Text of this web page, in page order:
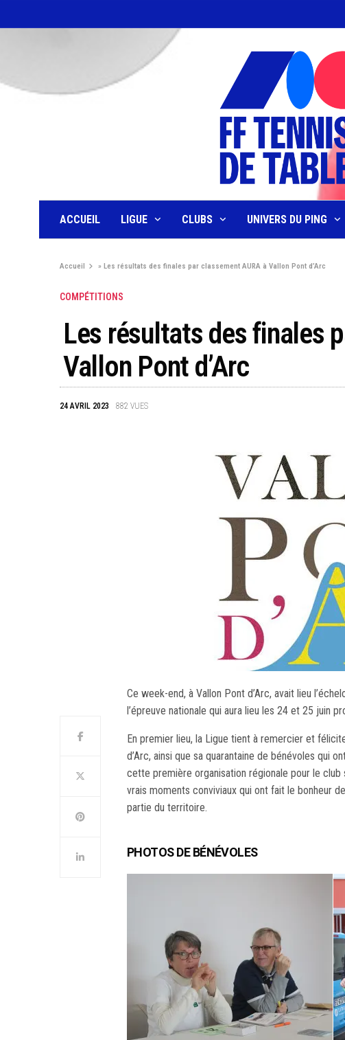
ACCUEIL LIGUE CLUBS UNIVERS DU PING
Accueil »Les résultats des finales par classement AURA à Vallon Pont d’Arc
COMPÉTITIONS
Les résultats des finales
Vallon Pont d’Arc
24 AVRIL 2023 882 VUES
Ce week-end, à Vallon Pont d’Arc, avait lieu
l’épreuve nationale qui aura lieu les 24 et 25 juin
En premier lieu, la Ligue tient à remercier et
d’Arc, ainsi que sa quarantaine de bénévoles qui
cette première organisation régionale pour le
vrais moments conviviaux qui ont fait le bonheur
partie du territoire.
PHOTOS DE BÉNÉVOLES